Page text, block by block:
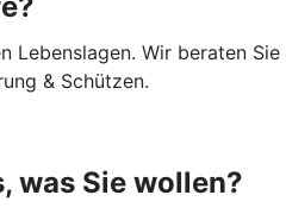
Lebenslagen. Wir beraten Sie
& Schützen.
was Sie wollen?